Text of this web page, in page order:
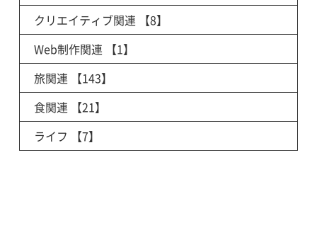
クリエイティブ関連 【8】
Web制作関連 【1】
旅関連 【143】
食関連 【21】
ライフ 【7】